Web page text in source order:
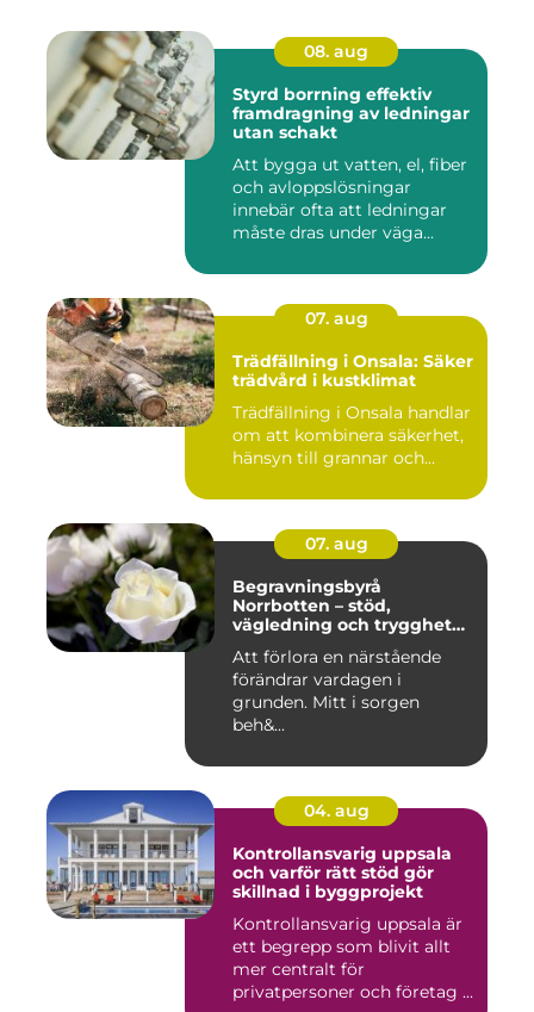
08. aug
Styrd borrning effektiv
framdragning av ledningar
utan schakt
Att bygga ut vatten, el, fiber
och avloppslösningar
innebär ofta att ledningar
måste dras under väga...
07. aug
Trädfällning i Onsala: Säker
trädvård i kustklimat
Trädfällning i Onsala handlar
om att kombinera säkerhet,
hänsyn till grannar och...
07. aug
Begravningsbyrå
Norrbotten – stöd,
vägledning och trygghet
Att förlora en närstående
förändrar vardagen i
grunden. Mitt i sorgen
beh&...
04. aug
Kontrollansvarig uppsala
och varför rätt stöd gör
skillnad i byggprojekt
Kontrollansvarig uppsala är
ett begrepp som blivit allt
mer centralt för
privatpersoner och företag ...